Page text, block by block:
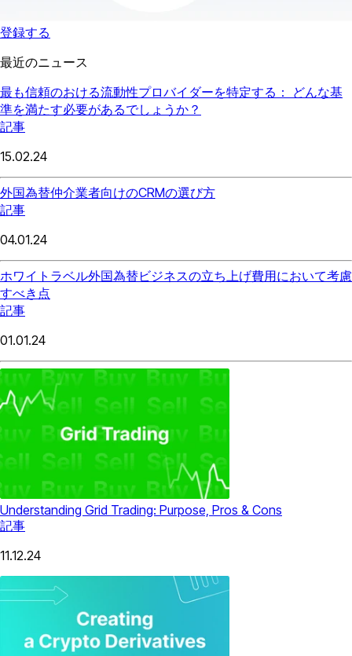
登録する
最近のニュース
最も信頼のおける流動性プロバイダーを特定する： どんな基
準を満たす必要があるでしょうか？
記事
15.02.24
外国為替仲介業者向けのCRMの選び方
記事
04.01.24
ホワイトラベル外国為替ビジネスの立ち上げ費用において考慮
すべき点
記事
01.01.24
Understanding Grid Trading: Purpose, Pros & Cons
記事
11.12.24